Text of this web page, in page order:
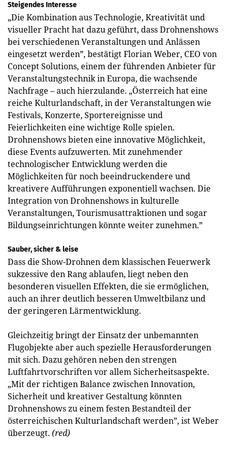
Steigendes Interesse
„Die Kombination aus Technologie, Kreativität und
visueller Pracht hat dazu geführt, dass Drohnenshows
bei verschiedenen Veranstaltungen und Anlässen
eingesetzt werden”, bestätigt Florian Weber, CEO von
Concept Solutions, einem der führenden Anbieter für
Veranstaltungstechnik in Europa, die wachsende
Nachfrage – auch hierzulande. „Österreich hat eine
reiche Kulturlandschaft, in der Veranstaltungen wie
Festivals, Konzerte, Sportereignisse und
Feierlichkeiten eine wichtige Rolle spielen.
Drohnenshows bieten eine innovative Möglichkeit,
diese Events aufzuwerten. Mit zunehmender
technologischer Entwicklung werden die
Möglichkeiten für noch beeindruckendere und
kreativere Aufführungen exponentiell wachsen. Die
Integration von Drohnenshows in kulturelle
Veranstaltungen, Tourismusattraktionen und sogar
Bildungseinrichtungen könnte weiter zunehmen.”
Sauber, sicher & leise
Dass die Show-Drohnen dem klassischen Feuerwerk
sukzessive den Rang ablaufen, liegt neben den
besonderen visuellen Effekten, die sie ermöglichen,
auch an ihrer deutlich besseren Umweltbilanz und
der geringeren Lärmentwicklung.
Gleichzeitig bringt der Einsatz der unbemannten
Flugobjekte aber auch spezielle Herausforderungen
mit sich. Dazu gehören neben den strengen
Luftfahrtvorschriften vor allem Sicherheitsaspekte.
„Mit der richtigen Balance zwischen Innovation,
Sicherheit und kreativer Gestaltung könnten
Drohnenshows zu einem festen Bestandteil der
österreichischen Kulturlandschaft werden”, ist Weber
überzeugt. (red)